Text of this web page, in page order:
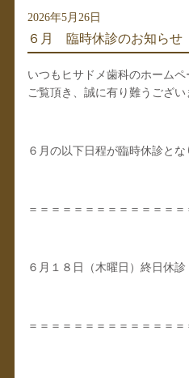
2026年5月26日
６月 臨時休診のお知らせ
いつもヒサドメ歯科のホームペ
ご覧頂き、誠に有り難うござい
６月の以下日程が臨時休診とな
＝＝＝＝＝＝＝＝＝＝＝＝＝＝
６月１８日（木曜日）終日休診
＝＝＝＝＝＝＝＝＝＝＝＝＝＝